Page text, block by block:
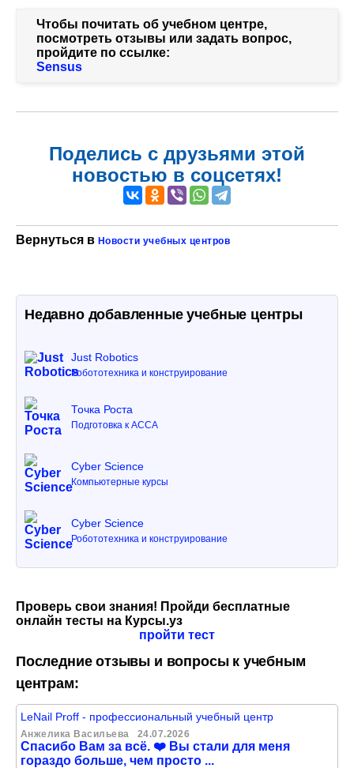
Чтобы почитать об учебном центре,
посмотреть отзывы или задать вопрос,
пройдите по ссылке:
Sensus
Поделись с друзьями этой
новостью в соцсетях!
Вернуться в Новости учебных центров
Недавно добавленные учебные центры
Just Robotics
Робототехника и конструирование
Точка Роста
Подготовка к ACCA
Cyber Science
Компьютерные курсы
Cyber Science
Робототехника и конструирование
Проверь свои знания! Пройди бесплатные
онлайн тесты на Курсы.уз
пройти тест
Последние отзывы и вопросы к учебным
центрам:
LeNail Proff - профессиональный учебный центр
Анжелика Васильева 24.07.2026
Спасибо Вам за всё. ❤️ Вы стали для меня
гораздо больше, чем просто ...